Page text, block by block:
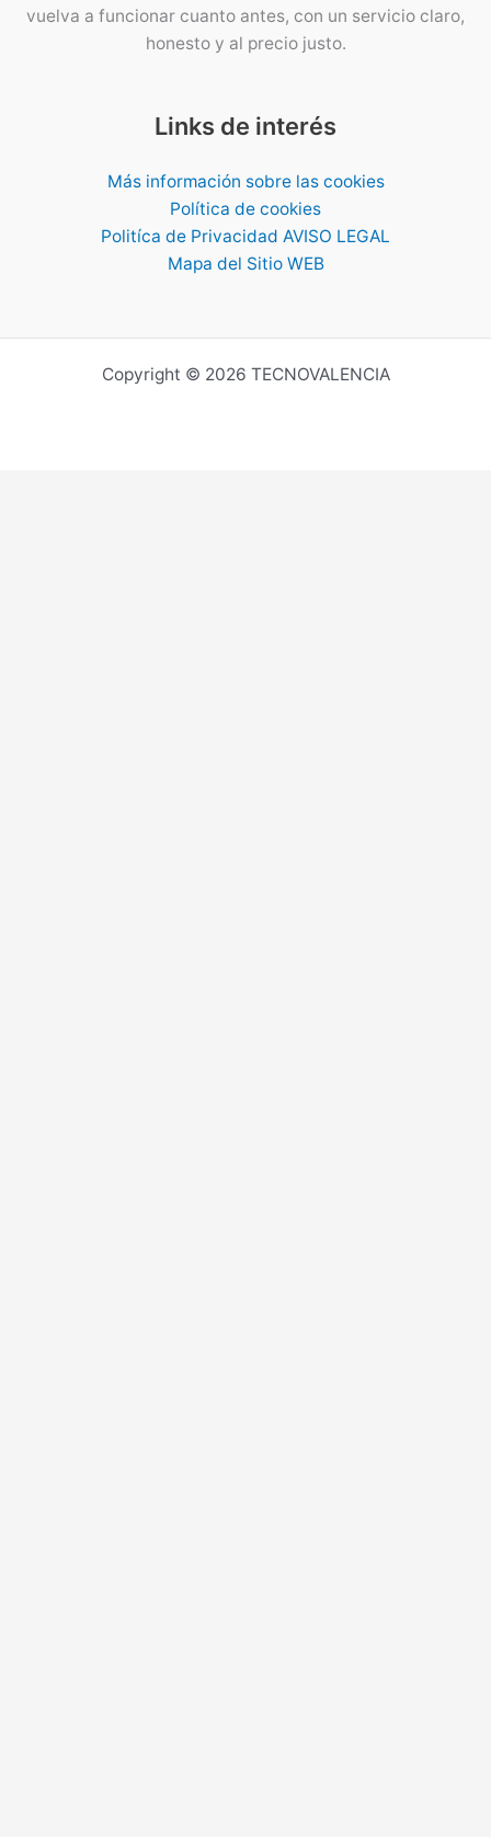
vuelva a funcionar cuanto antes, con un servicio claro,
honesto y al precio justo.
Links de interés
Más información sobre las cookies
Política de cookies
Politíca de Privacidad AVISO LEGAL
Mapa del Sitio WEB
Copyright © 2026 TECNOVALENCIA